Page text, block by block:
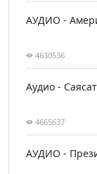
АУДИО -
4630536
Аудио -
4665637
АУДИО -